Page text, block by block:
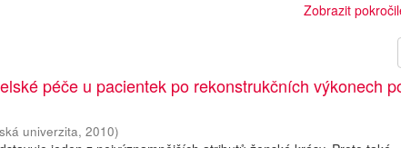
Zobrazit
péče u pacientek po rekonstrukčních výkonech
univerzita,2010)